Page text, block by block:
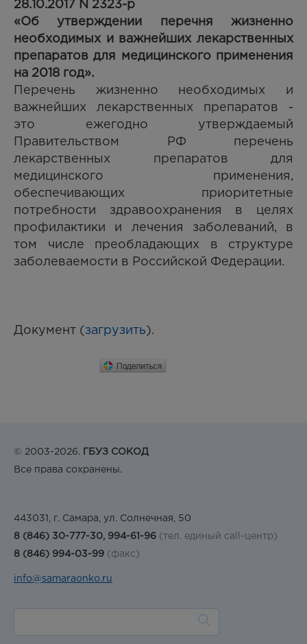
28.10.2017 N 2323-р
«Об утверждении перечня жизненно
необходимых и важнейших лекарственных
препаратов для медицинского применения
на 2018 год».
Перечень жизненно необходимых и
важнейших лекарственных препаратов -
это ежегодно утверждаемый
Правительством РФ перечень
лекарственных препаратов для
медицинского применения,
обеспечивающих приоритетные
потребности здравоохранения в целях
профилактики и лечения заболеваний, в
том числе преобладающих в структуре
заболеваемости в Российской Федерации.
Документ (загрузить).
© 2003-2026. ГБУЗ СОКОД
Все права сохранены.
443031, г. Самара, ул. Солнечная, 50
8 (846) 30-777-30, 994-61-96 (тел. единый call-центр)
8 (846) 994-03-99 (факс)
info@samaraonko.ru